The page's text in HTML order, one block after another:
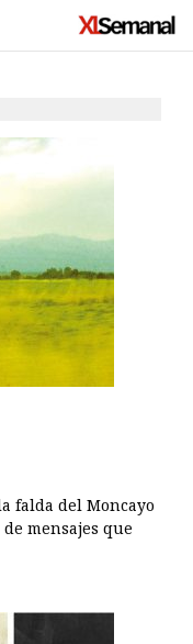
falda del Moncayo
mensajes que